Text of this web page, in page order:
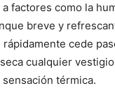
factores como la
breve y
cede
cualquier
térmica.